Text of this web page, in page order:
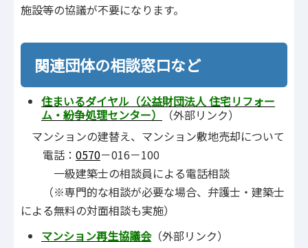
施設等の協議が不要になります。
関連団体の相談窓口など
住まいるダイヤル（公益財団法人 住宅リフォー
ム・紛争処理センター）
（外部リンク）
マンションの建替え、マンション敷地売却について
電話： 0570－016－100
一級建築士の相談員による電話相談
（※専門的な相談が必要な場合、弁護士・建築士
による無料の対面相談も実施）
マンション再生協議会（外部リンク）